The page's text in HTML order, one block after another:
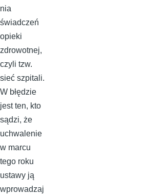
nia
świadczeń
opieki
zdrowotnej,
czyli tzw.
sieć szpitali.
W błędzie
jest ten, kto
sądzi, że
uchwalenie
w marcu
tego roku
ustawy ją
wprowadzaj